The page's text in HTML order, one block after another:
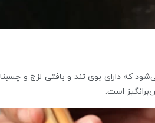
که دارای بوی تند و بافتی لزج و
است.